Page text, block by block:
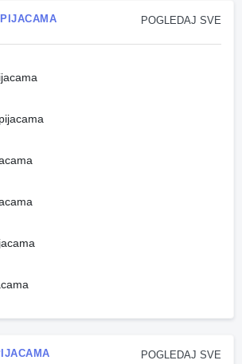
POGLEDAJ SVE
POGLEDAJ SVE